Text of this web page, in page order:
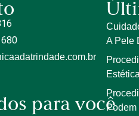
para você
A Pele
Podem